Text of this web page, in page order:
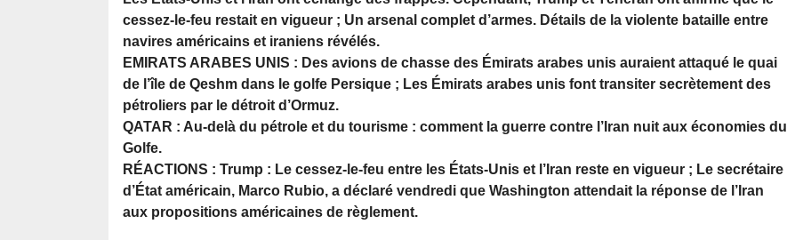
cessez-le-feu restait en vigueur ; Un arsenal complet d’armes. Détails de la violente bataille entre
navires américains et iraniens révélés.
EMIRATS ARABES UNIS : Des avions de chasse des Émirats arabes unis auraient attaqué le quai
de l’île de Qeshm dans le golfe Persique ; Les Émirats arabes unis font transiter secrètement des
pétroliers par le détroit d’Ormuz.
QATAR : Au-delà du pétrole et du tourisme : comment la guerre contre l’Iran nuit aux économies du
Golfe.
RÉACTIONS : Trump : Le cessez-le-feu entre les États-Unis et l’Iran reste en vigueur ; Le secrétaire
d’État américain, Marco Rubio, a déclaré vendredi que Washington attendait la réponse de l’Iran
aux propositions américaines de règlement.